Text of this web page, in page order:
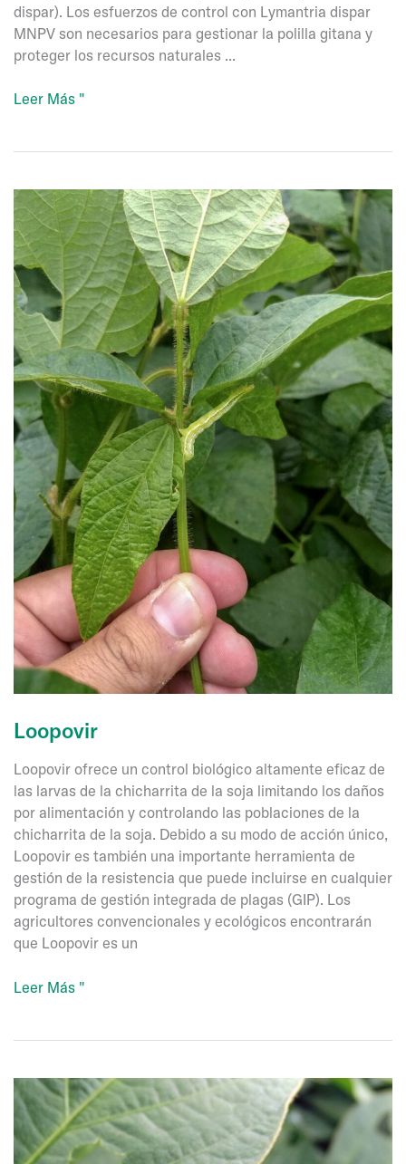
dispar). Los esfuerzos de control con Lymantria dispar
MNPV son necesarios para gestionar la polilla gitana y
proteger los recursos naturales ...
Lymantria
Leer Más "
Loopovir
Loopovir ofrece un control biológico altamente eficaz de
las larvas de la chicharrita de la soja limitando los daños
por alimentación y controlando las poblaciones de la
chicharrita de la soja. Debido a su modo de acción único,
Loopovir es también una importante herramienta de
gestión de la resistencia que puede incluirse en cualquier
programa de gestión integrada de plagas (GIP). Los
agricultores convencionales y ecológicos encontrarán
que Loopovir es un
Loopovir
Leer Más "